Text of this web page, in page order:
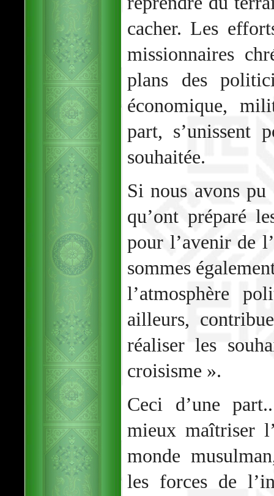
cacher. Les
missionnaires
plans des
économique,
part, s’unissent
souhaitée.
Si nous avons pu
qu’ont préparé
pour l’avenir de
sommes
l’atmosphère
ailleurs,
réaliser les
croisisme ».
Ceci d’une
mieux maîtriser
monde
les forces de